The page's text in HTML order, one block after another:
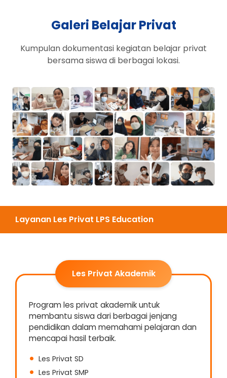
Galeri Belajar Privat
Kumpulan dokumentasi kegiatan belajar privat
bersama siswa di berbagai lokasi.
Layanan Les Privat LPS Education
Les Privat Akademik
Program les privat akademik untuk
membantu siswa dari berbagai jenjang
pendidikan dalam memahami pelajaran dan
mencapai hasil terbaik.
Les Privat SD
Les Privat SMP